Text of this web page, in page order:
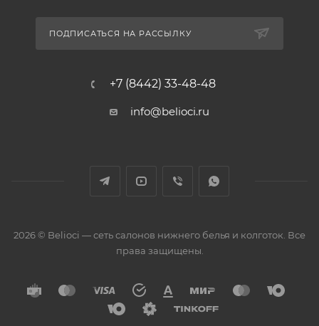
ПОДПИСАТЬСЯ НА РАССЫЛКУ
+7 (8442) 33-48-48
info@belioci.ru
2026 © Belioci — сеть салонов нижнего белья и колготок. Все
права защищены.